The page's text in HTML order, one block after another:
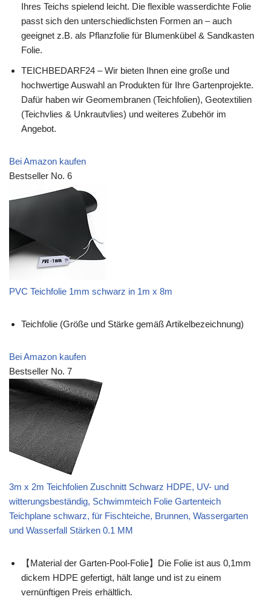
Ihres Teichs spielend leicht. Die flexible wasserdichte Folie
passt sich den unterschiedlichsten Formen an – auch
geeignet z.B. als Pflanzfolie für Blumenkübel & Sandkasten
Folie.
TEICHBEDARF24 – Wir bieten Ihnen eine große und
hochwertige Auswahl an Produkten für Ihre Gartenprojekte.
Dafür haben wir Geomembranen (Teichfolien), Geotextilien
(Teichvlies & Unkrautvlies) und weiteres Zubehör im
Angebot.
Bei Amazon kaufen
Bestseller No. 6
PVC Teichfolie 1mm schwarz in 1m x 8m
Teichfolie (Größe und Stärke gemäß Artikelbezeichnung)
Bei Amazon kaufen
Bestseller No. 7
3m x 2m Teichfolien Zuschnitt Schwarz HDPE, UV- und
witterungsbeständig, Schwimmteich Folie Gartenteich
Teichplane schwarz, für Fischteiche, Brunnen, Wassergarten
und Wasserfall Stärken 0.1 MM
【Material der Garten-Pool-Folie】Die Folie ist aus 0,1mm
dickem HDPE gefertigt, hält lange und ist zu einem
vernünftigen Preis erhältlich.